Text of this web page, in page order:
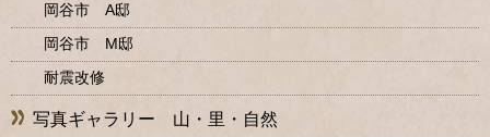
岡谷市 A邸
岡谷市 M邸
耐震改修
写真ギャラリー 山・里・自然